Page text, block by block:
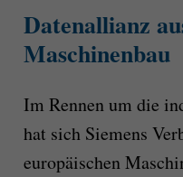
Datenallianz
Maschinenbau
Im Rennen um die
hat sich Siemens
europäischen